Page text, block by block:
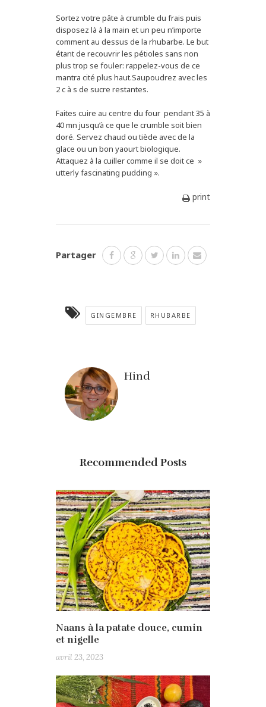
Sortez votre pâte à crumble du frais puis
disposez là à la main et un peu n’importe
comment au dessus de la rhubarbe. Le but
étant de recouvrir les pétioles sans non
plus trop se fouler: rappelez-vous de ce
mantra cité plus haut.Saupoudrez avec les
2 c à s de sucre restantes.
Faites cuire au centre du four pendant 35 à
40 mn jusqu’à ce que le crumble soit bien
doré. Servez chaud ou tiède avec de la
glace ou un bon yaourt biologique.
Attaquez à la cuiller comme il se doit ce »
utterly fascinating pudding ».
print
Partager
GINGEMBRE RHUBARBE
Hind
Recommended Posts
Naans à la patate douce, cumin
et nigelle
avril 23, 2023